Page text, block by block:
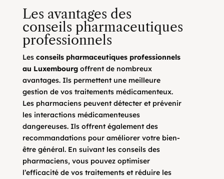
Les avantages des
conseils pharmaceutiques
professionnels
Les conseils pharmaceutiques professionnels
au Luxembourgoffrent de nombreux
avantages. Ils permettent une meilleure
gestion de vos traitements médicamenteux.
Les pharmaciens peuvent détecter et prévenir
les interactions médicamenteuses
dangereuses. Ils offrent également des
recommandations pour améliorer votre bien-
être général. En suivant les conseils des
pharmaciens, vous pouvez optimiser
l’efficacité de vos traitements et réduire les